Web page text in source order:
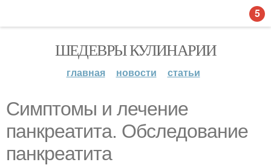
ШЕДЕВРЫ КУЛИНАРИИ
главная новости статьи
Симптомы и лечение
панкреатита. Обследование
панкреатита
5